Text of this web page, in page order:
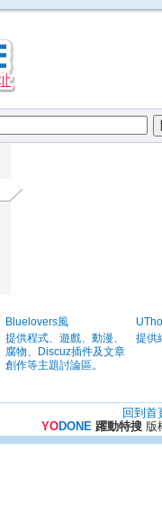
Bluelovers風
提供程式、遊戲、動漫、
腐物、Discuz插件及文章
創作等主題討論區。
提供
回到首
YODONE 躍動特搜版